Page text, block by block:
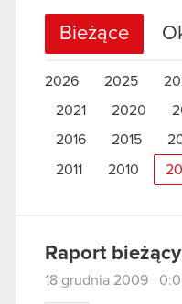
Bieżące
2026 2025
2021
2020
2016
2015
2011 2010
Raport
18 grudnia 2009